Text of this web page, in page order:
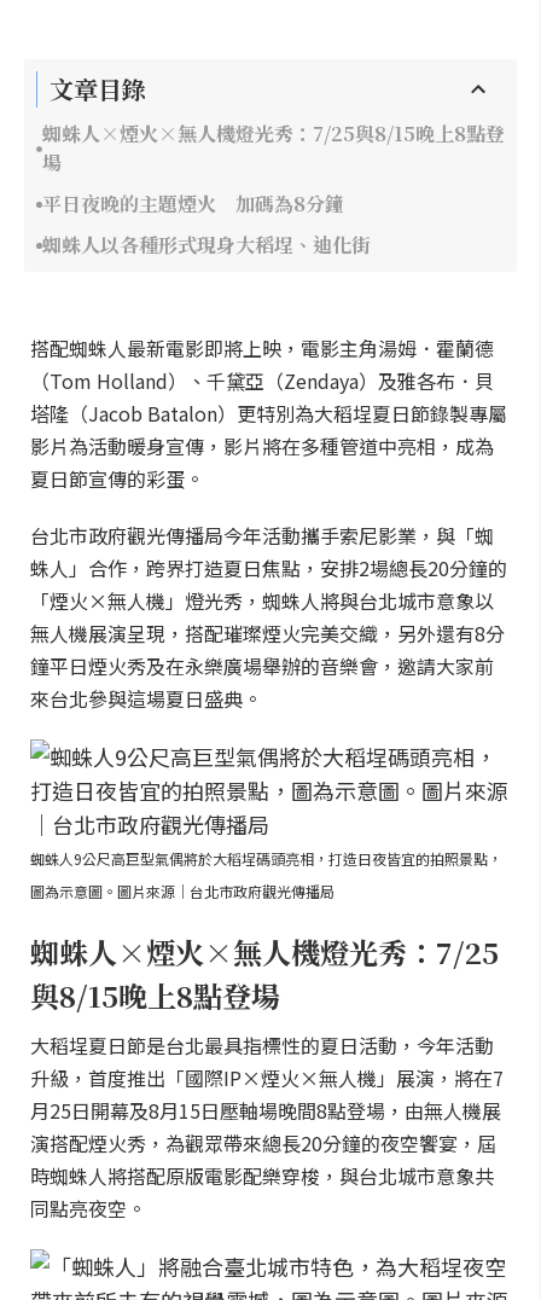
文章目錄
蜘蛛人×煙火×無人機燈光秀：7/25與8/15晚上8點登
場
平日夜晚的主題煙火 加碼為8分鐘
蜘蛛人以各種形式現身大稻埕、迪化街
搭配蜘蛛人最新電影即將上映，電影主角湯姆．霍蘭德
（Tom Holland）、千黛亞（Zendaya）及雅各布．貝
塔隆（Jacob Batalon）更特別為大稻埕夏日節錄製專屬
影片為活動暖身宣傳，影片將在多種管道中亮相，成為
夏日節宣傳的彩蛋。
台北市政府觀光傳播局今年活動攜手索尼影業，與「蜘
蛛人」合作，跨界打造夏日焦點，安排2場總長20分鐘的
「煙火×無人機」燈光秀，蜘蛛人將與台北城市意象以
無人機展演呈現，搭配璀璨煙火完美交織，另外還有8分
鐘平日煙火秀及在永樂廣場舉辦的音樂會，邀請大家前
來台北參與這場夏日盛典。
蜘蛛人9公尺高巨型氣偶將於大稻埕碼頭亮相，打造日夜皆宜的拍照景點，
圖為示意圖。圖片來源｜台北市政府觀光傳播局
蜘蛛人×煙火×無人機燈光秀：7/25
與8/15晚上8點登場
大稻埕夏日節是台北最具指標性的夏日活動，今年活動
升級，首度推出「國際IP×煙火×無人機」展演，將在7
月25日開幕及8月15日壓軸場晚間8點登場，由無人機展
演搭配煙火秀，為觀眾帶來總長20分鐘的夜空饗宴，屆
時蜘蛛人將搭配原版電影配樂穿梭，與台北城市意象共
同點亮夜空。